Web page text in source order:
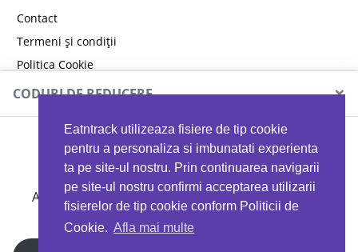
Eatntrack utilizeaza fisiere de tip cookie
pentru a personaliza si imbunatati experienta
ta pe site-ul nostru. Prin continuarea navigarii
pe site-ul nostru confirmi acceptarea utilizarii
fisierelor de tip cookie conform Politicii de
Cookie. Afla mai multe
Contact
Termeni și condiții
Politica Cookie
Politica de confidențialitate
CODURI DE REDUCERE ×
MYPROTEIN
Ai 40%reducere la orice comandă folosind codul
EATTRACK